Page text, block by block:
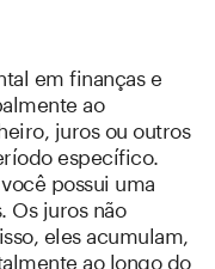
em finanças e
ao
juros ou outros
específico.
possui uma
Os juros não
eles acumulam,
ao longo do